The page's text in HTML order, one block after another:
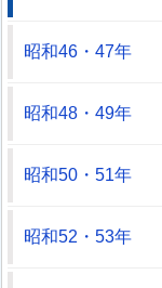
昭和46・47年
昭和48・49年
昭和50・51年
昭和52・53年